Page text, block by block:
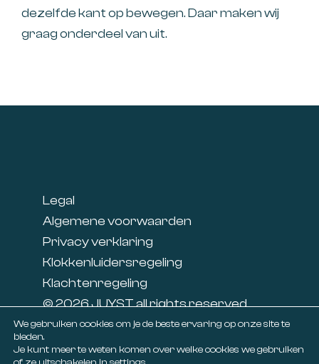
dezelfde kant op bewegen. Daar maken wij
graag onderdeel van uit.
Legal
Algemene voorwaarden
Privacy verklaring
Klokkenluidersregeling
Klachtenregeling
© 2026 JUYST all rights reserved
Linkedin
Facebook
We gebruiken cookies om je de beste ervaring op onze site te
bieden.
Je kunt meer te weten komen over welke cookies we gebruiken